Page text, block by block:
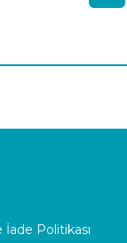
Politikası